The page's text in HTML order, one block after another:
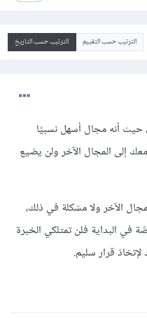
الترتيب حسب التقييم الترتيب حسب التاريخ
حيث أنه مجال أسهل نسبيًا
إلى المجال الآخر ولن يضيع
الآخر ولا مشكلة في ذلك،
في البداية فلن تمتلكي الخبرة
قرار سليم.